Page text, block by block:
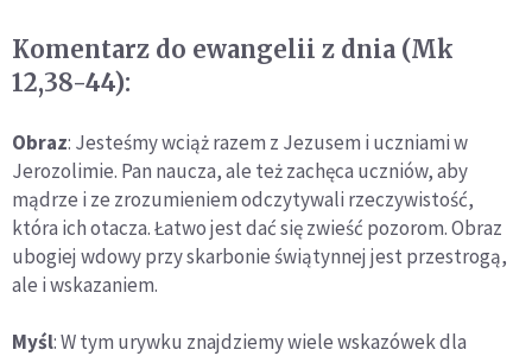
Komentarz do ewangelii z dnia (Mk
12,38-44):
Obraz: Jesteśmy wciąż razem z Jezusem i uczniami w
Jerozolimie. Pan naucza, ale też zachęca uczniów, aby
mądrze i ze zrozumieniem odczytywali rzeczywistość,
która ich otacza. Łatwo jest dać się zwieść pozorom. Obraz
ubogiej wdowy przy skarbonie świątynnej jest przestrogą,
ale i wskazaniem.
Myśl: W tym urywku znajdziemy wiele wskazówek dla